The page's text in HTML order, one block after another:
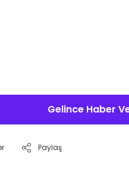
Gelince Haber
Paylaş